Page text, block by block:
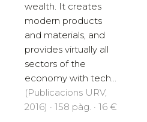
wealth. It creates
modern products
and materials, and
provides virtually all
sectors of the
economy with tech...
(Publicacions URV,
2016) · 158 pàg. · 16 €